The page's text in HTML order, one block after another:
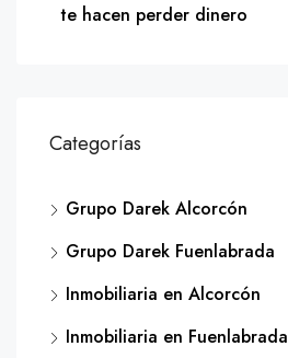
te hacen perder dinero
Categorías
Grupo Darek Alcorcón
Grupo Darek Fuenlabrada
Inmobiliaria en Alcorcón
Inmobiliaria en Fuenlabrada